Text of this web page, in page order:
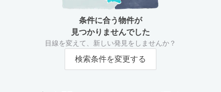
条件に合う物件が
見つかりませんでした
目線を変えて、新しい発見をしませんか？
検索条件を変更する